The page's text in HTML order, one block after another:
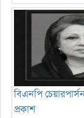
বিএনপি
প্রকাশ